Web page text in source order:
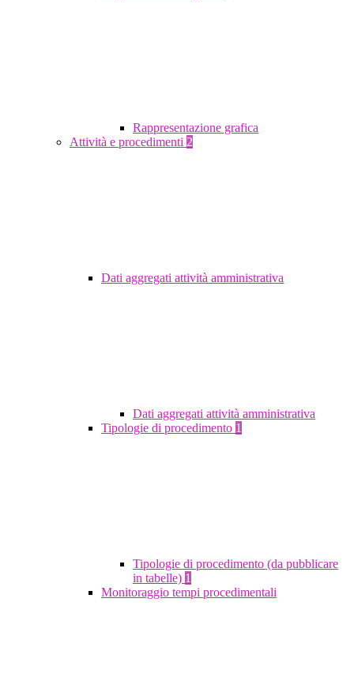
Rappresentazione grafica
Attività e procedimenti 2
Dati aggregati attività amministrativa
Dati aggregati attività amministrativa
Tipologie di procedimento 1
Tipologie di procedimento (da pubblicare
in tabelle) 1
Monitoraggio tempi procedimentali